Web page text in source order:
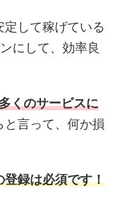
して稼げている
にして、効率良
くのサービスに
と言って、何か損
登録は必須です！